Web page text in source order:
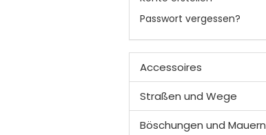
Passwort vergessen?
Accessoires
Straßen und Wege
Böschungen und Mauern